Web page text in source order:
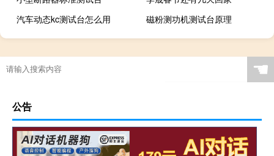
汽车动态kc测试台怎么用
磁粉测功机测试台原理
☚
公告